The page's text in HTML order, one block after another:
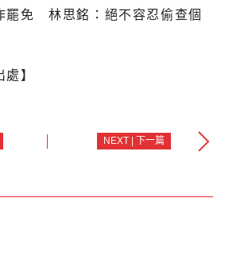
罷免 林思銘：絕不容忍偷查個
】
NEXT | 下一篇